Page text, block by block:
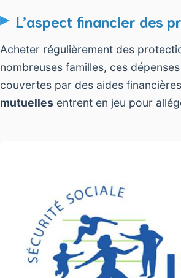
L’aspect financier des
Acheter régulièrement des
nombreuses familles, ces
couvertes par des aides
mutuelles entrent en jeu pour